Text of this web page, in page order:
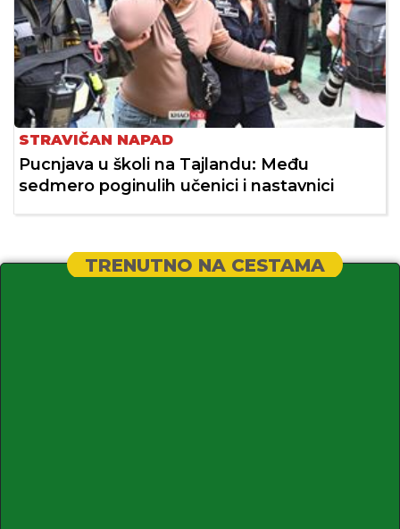
STRAVIČAN NAPAD
Pucnjava u školi na Tajlandu: Među
sedmero poginulih učenici i nastavnici
TRENUTNO NA CESTAMA